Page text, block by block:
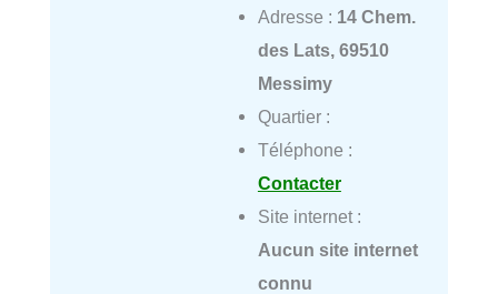
Adresse : 14 Chem.
des Lats, 69510
Messimy
Quartier :
Téléphone :
Contacter
Site internet :
Aucun site internet
connu